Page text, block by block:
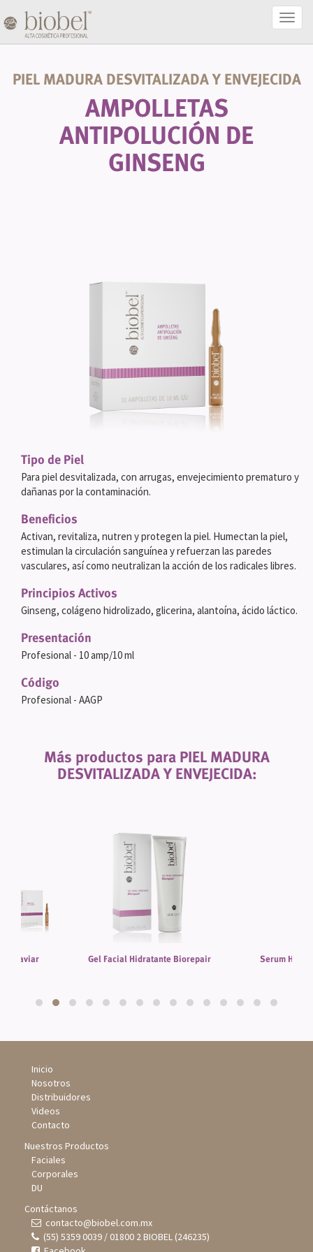
PIEL MADURA DESVITALIZADA Y ENVEJECIDA
AMPOLLETAS
ANTIPOLUCIÓN DE
GINSENG
Tipo de Piel
Para piel desvitalizada, con arrugas, envejecimiento prematuro y
dañanas por la contaminación.
Beneficios
Activan, revitaliza, nutren y protegen la piel. Humectan la piel,
estimulan la circulación sanguínea y refuerzan las paredes
vasculares, así como neutralizan la acción de los radicales libres.
Principios Activos
Ginseng, colágeno hidrolizado, glicerina, alantoína, ácido láctico.
Presentación
Profesional - 10 amp/10 ml
Código
Profesional - AAGP
Más productos para PIEL MADURA
DESVITALIZADA Y ENVEJECIDA:
Caviar Gel Facial Hidratante Biorepair Serum
Inicio
Nosotros
Distribuidores
Videos
Contacto
Nuestros Productos
Faciales
Corporales
DU
Contáctanos
contacto@biobel.com.mx
(55) 5359 0039 / 01800 2 BIOBEL (246235)